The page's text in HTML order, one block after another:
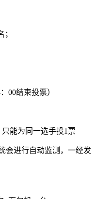
00结束投票）
能为同一选手投1票
会进行自动监测，一经发